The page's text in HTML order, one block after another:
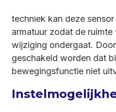
techniek kan deze
armatuur zodat de
wijziging ondergaat.
geschakeld worden dat
bewegingsfunctie niet